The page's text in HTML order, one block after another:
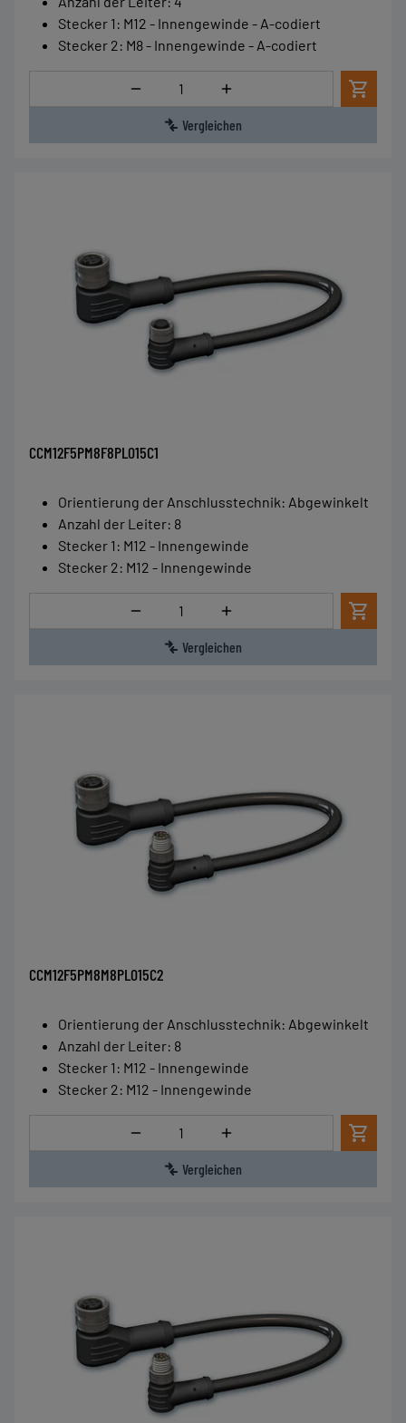
Stecker 1 : M12 - Innengewinde - A-codiert
Stecker 2: M8 - Innengewinde - A-codiert
Menge
Vergleichen
CCM12F5PM8F8PL015C1
Orientierung der Anschlusstechnik: Abgewinkelt
Anzahl der Leiter: 8
Stecker 1 : M12 - Innengewinde
Stecker 2: M12 - Innengewinde
Menge
Vergleichen
CCM12F5PM8M8PL015C2
Orientierung der Anschlusstechnik: Abgewinkelt
Anzahl der Leiter: 8
Stecker 1 : M12 - Innengewinde
Stecker 2: M12 - Innengewinde
Menge
Vergleichen